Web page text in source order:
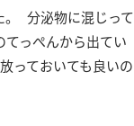
。 分泌物に混じって
てっぺんから出てい
っておいても良いの